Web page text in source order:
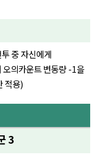
중 자신에게
의카운트 변동량 -1을
적용)
3